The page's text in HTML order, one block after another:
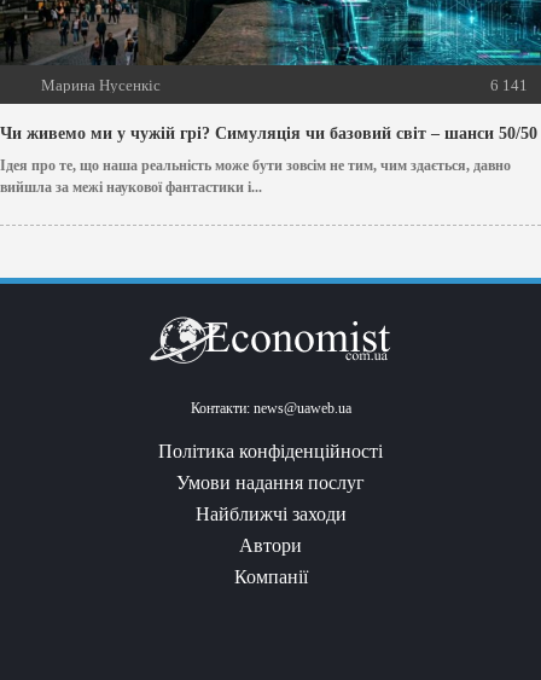
Марина Нусенкіс 6 141
Чи живемо ми у чужій грі? Симуляція чи базовий світ – шанси 50/50
Ідея про те, що наша реальність може бути зовсім не тим, чим здається, давно
вийшла за межі наукової фантастики і...
Контакти: news@uaweb.ua
Політика конфіденційності
Умови надання послуг
Найближчі заходи
Автори
Компанії